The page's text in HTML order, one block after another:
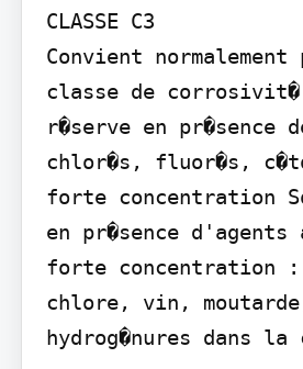
CLASSE C3
Convient
classe de corrosivit�
r�serve en pr�sence
chlor�s, fluor�s,
forte concentration
en pr�sence
forte concentration
chlore, vin,
hydrog�nures dans la